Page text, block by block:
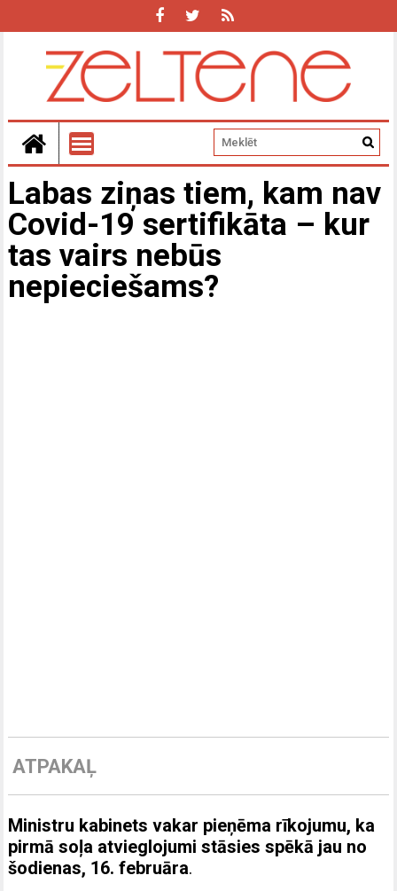
Labas ziņas tiem, kam nav
Covid-19 sertifikāta – kur
tas vairs nebūs
nepieciešams?
ATPAKAĻ
Ministru kabinets vakar pieņēma rīkojumu, ka
pirmā soļa atvieglojumi stāsies spēkā jau no
šodienas, 16. februāra.